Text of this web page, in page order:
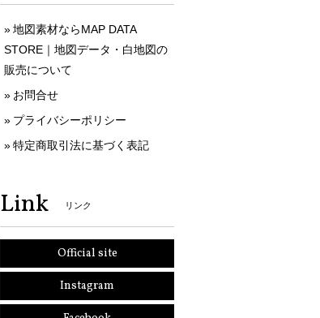
地図素材ならMAP DATA
STORE｜地図データ・白地図の
販売について
お問合せ
プライバシーポリシー
特定商取引法に基づく表記
Link リンク
Official site
Instagram